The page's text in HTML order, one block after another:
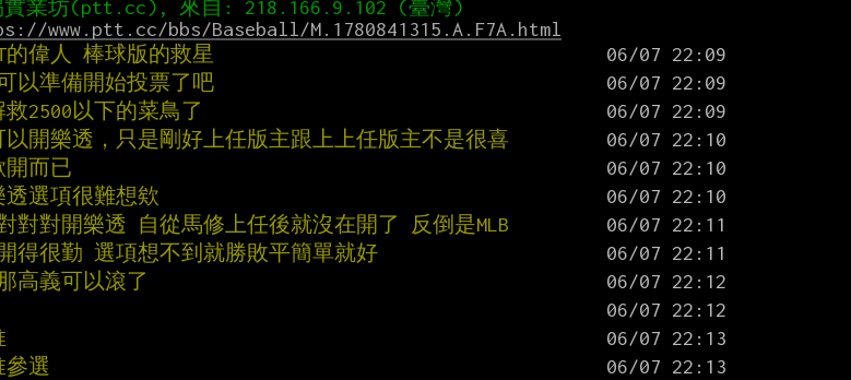
www.ptt.cc/bbs/Baseball/M.1780841315.A.F7A.html
的偉人 棒球版的救星
以準備開始投票了吧
2500以下的菜鳥了
開樂透，只是剛好上任版主跟上上任版主不是很喜
而已
選項很難想欸
對對開樂透 自從馬修上任後就沒在開了 反倒是MLB
得很勤 選項想不到就勝敗平簡單就好
高義可以滾了
選